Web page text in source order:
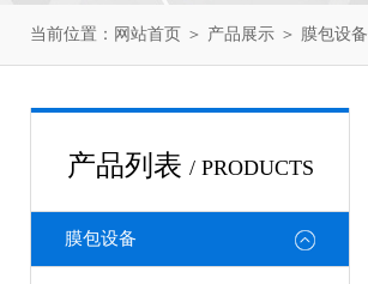
当前位置： 网站首页 ＞ 产品展示 ＞ 膜包设备
产品列表 / PRODUCTS
膜包设备